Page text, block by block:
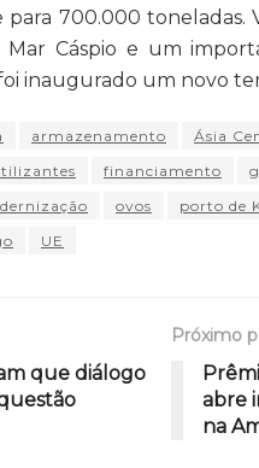
700.000
Mar Cáspio e um
inaugurado um novo
armazenamento Ásia
financiamento
ovos porto de
UE
que diálogo
Próximo
abre
na